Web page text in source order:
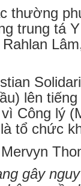
thường
trung tá
lên
Công lý
tổ chức
gây